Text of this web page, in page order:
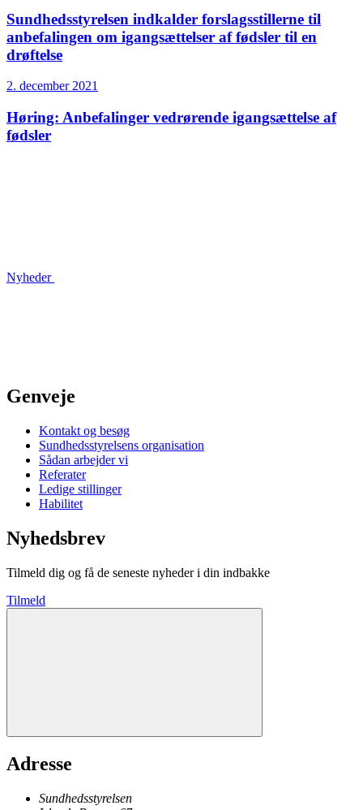
Sundhedsstyrelsen indkalder forslagsstillerne til
anbefalingen om igangsættelser af fødsler til en
drøftelse
2. december 2021
Høring: Anbefalinger vedrørende igangsættelse af
fødsler
Nyheder
Genveje
Kontakt og besøg
Sundhedsstyrelsens organisation
Sådan arbejder vi
Referater
Ledige stillinger
Habilitet
Nyhedsbrev
Tilmeld dig og få de seneste nyheder i din indbakke
Tilmeld
Adresse
Sundhedsstyrelsen